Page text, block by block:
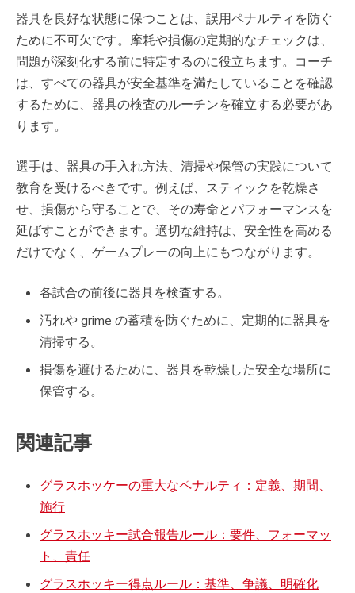
器具を良好な状態に保つことは、誤用ペナルティを防ぐ
ために不可欠です。摩耗や損傷の定期的なチェックは、
問題が深刻化する前に特定するのに役立ちます。コーチ
は、すべての器具が安全基準を満たしていることを確認
するために、器具の検査のルーチンを確立する必要があ
ります。
選手は、器具の手入れ方法、清掃や保管の実践について
教育を受けるべきです。例えば、スティックを乾燥さ
せ、損傷から守ることで、その寿命とパフォーマンスを
延ばすことができます。適切な維持は、安全性を高める
だけでなく、ゲームプレーの向上にもつながります。
各試合の前後に器具を検査する。
汚れや grime の蓄積を防ぐために、定期的に器具を
清掃する。
損傷を避けるために、器具を乾燥した安全な場所に
保管する。
関連記事
グラスホッケーの重大なペナルティ：定義、期間、
施行
グラスホッキー試合報告ルール：要件、フォーマッ
ト、責任
グラスホッキー得点ルール：基準、争議、明確化